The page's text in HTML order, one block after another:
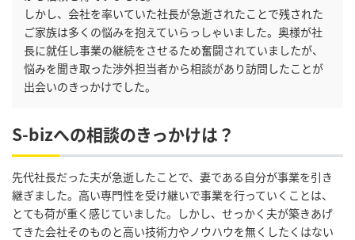
しかし、会社を率いていた社長が急逝されたことで残された
ご家族は多くの悩みを抱えていらっしゃいました。奥様が社
長に就任し事業の継続をさせるため奮闘されていましたが、
悩みを聞き取った渉外担当者から相談があり訪問したことが
出会いのきっかけでした。
S-bizへの相談のきっかけは？
先代社長だった夫が急逝したことで、妻である自分が事業を引き
継ぎました。高い専門性を受け継いで事業を行っていくことは、
とても荷が重く感じていました。しかし、せっかく夫が築きあげ
てきた会社そのものと高い技術力やノウハウを無くしたくはない